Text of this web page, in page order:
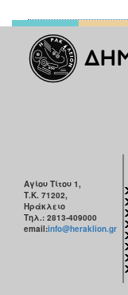
Αγίου Τίτου 1,
Τ.Κ. 71202,
Ηράκλειο
Τηλ.: 2813-409000
email:info@heraklion.gr